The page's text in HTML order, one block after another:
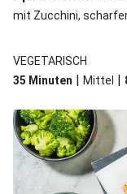
mit Zucchini,
VEGETARISCH
35 Minuten | Mittel |